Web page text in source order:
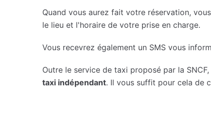
Quand vous aurez fait votre réservation,
le lieu et l'horaire de votre prise en charge.
Vous recevrez également un SMS vous
Outre le service de taxi proposé par la
taxi indépendant. Il vous suffit pour cela de